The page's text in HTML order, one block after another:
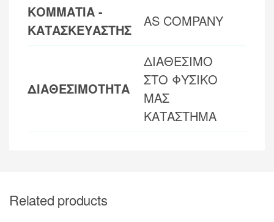
ΚΟΜΜΑΤΙΑ -
ΚΑΤΑΣΚΕΥΑΣΤΗΣ
AS COMPANY
ΔΙΑΘΕΣΙΜΟΤΗΤΑ
ΔΙΑΘΕΣΙΜΟ
ΣΤΟ ΦΥΣΙΚΟ
ΜΑΣ
ΚΑΤΑΣΤΗΜΑ
Related products